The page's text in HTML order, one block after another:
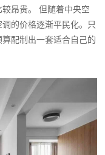
昂贵。 但随着中央空
调的价格逐渐平民化。只
配制出一套适合自己的